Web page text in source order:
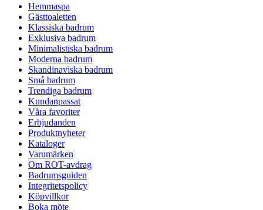
Hemmaspa
Gästtoaletten
Klassiska badrum
Exklusiva badrum
Minimalistiska badrum
Moderna badrum
Skandinaviska badrum
Små badrum
Trendiga badrum
Kundanpassat
Våra favoriter
Erbjudanden
Produktnyheter
Kataloger
Varumärken
Om ROT-avdrag
Badrumsguiden
Integritetspolicy
Köpvillkor
Boka möte